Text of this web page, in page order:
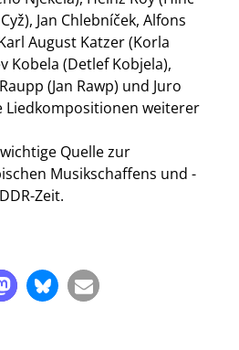
Jan Chlebníček, Alfons
August Katzer (Korla
Kobela (Detlef Kobjela),
(Jan Rawp) und Juro
Liedkompositionen weiterer
Quelle zur
Musikschaffens und -
Zeit.